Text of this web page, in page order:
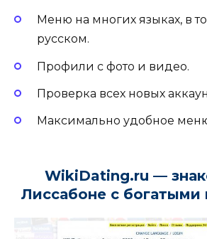
Меню на многих языках, в
русском.
Профили с фото и видео.
Проверка всех новых
Максимально удобное
WikiDating.ru —
Лиссабоне с